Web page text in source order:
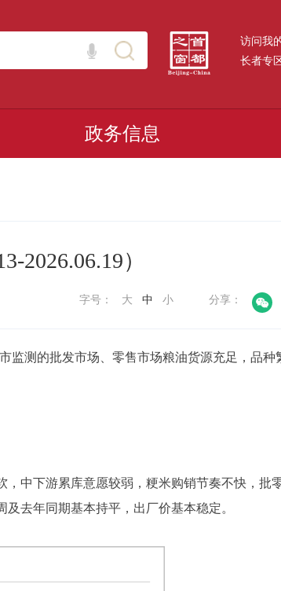
访问我
长者专
政务信息
2026.06.19）
分享：
字号： 大 中 小
监测的批发市场、零售市场粮油货源充足，品种
中下游累库意愿较弱，粳米购销节奏不快，批
去年同期基本持平，出厂价基本稳定。